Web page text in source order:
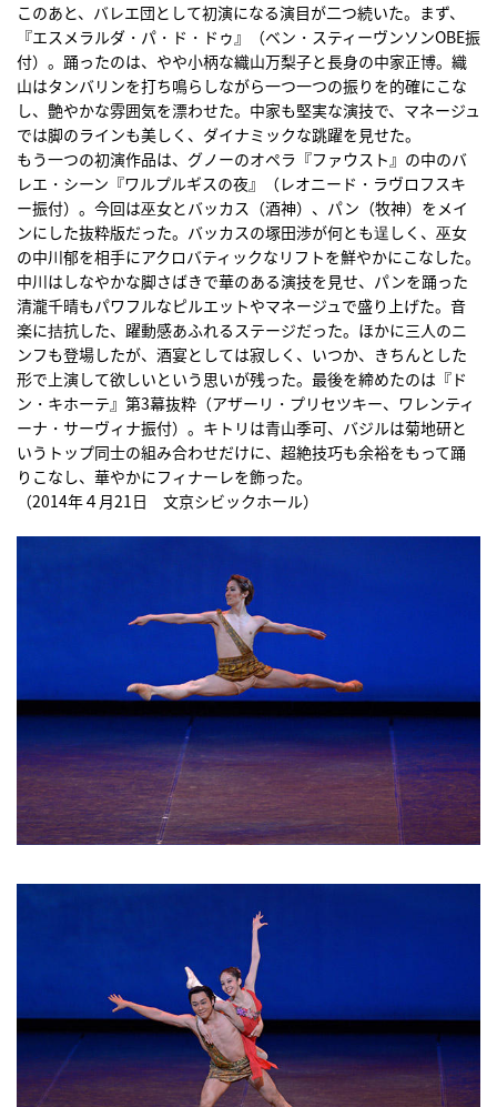
このあと、バレエ団として初演になる演目が二つ続いた。まず、
『エスメラルダ・パ・ド・ドゥ』（ベン・スティーヴンソンOBE振
付）。踊ったのは、やや小柄な織山万梨子と長身の中家正博。織
山はタンバリンを打ち鳴らしながら一つ一つの振りを的確にこな
し、艶やかな雰囲気を漂わせた。中家も堅実な演技で、マネージュ
では脚のラインも美しく、ダイナミックな跳躍を見せた。
もう一つの初演作品は、グノーのオペラ『ファウスト』の中のバ
レエ・シーン『ワルプルギスの夜』（レオニード・ラヴロフスキ
ー振付）。今回は巫女とバッカス（酒神）、パン（牧神）をメイ
ンにした抜粋版だった。バッカスの塚田渉が何とも逞しく、巫女
の中川郁を相手にアクロバティックなリフトを鮮やかにこなした。
中川はしなやかな脚さばきで華のある演技を見せ、パンを踊った
清瀧千晴もパワフルなピルエットやマネージュで盛り上げた。音
楽に拮抗した、躍動感あふれるステージだった。ほかに三人のニ
ンフも登場したが、酒宴としては寂しく、いつか、きちんとした
形で上演して欲しいという思いが残った。最後を締めたのは『ド
ン・キホーテ』第3幕抜粋（アザーリ・プリセツキー、ワレンティ
ーナ・サーヴィナ振付）。キトリは青山季可、バジルは菊地研と
いうトップ同士の組み合わせだけに、超絶技巧も余裕をもって踊
りこなし、華やかにフィナーレを飾った。
（2014年４月21日 文京シビックホール）